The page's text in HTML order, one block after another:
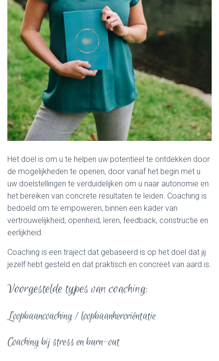
Het doel is om u te helpen uw potentieel te ontdekken door
de mogelijkheden te openen, door vanaf het begin met u
uw doelstellingen te verduidelijken om u naar autonomie en
het bereiken van concrete resultaten te leiden. Coaching is
bedoeld om te empoweren, binnen een kader van
vertrouwelijkheid, openheid, leren, feedback, constructie en
eerlijkheid.
Coaching is een traject dat gebaseerd is op het doel dat jij
jezelf hebt gesteld en dat praktisch en concreet van aard is.
Voorgestelde types van coaching:
Loopbaancoaching / loopbaanheroriëntatie
Coaching bij stress en burn-out